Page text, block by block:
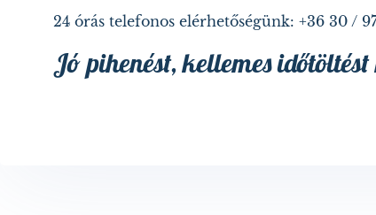
24 órás telefonos elérhetőségünk: +36 30 /
Jó pihenést, kellemes